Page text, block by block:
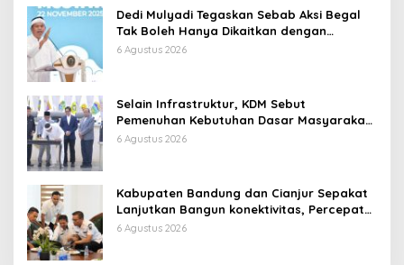
Dedi Mulyadi Tegaskan Sebab Aksi Begal
Tak Boleh Hanya Dikaitkan dengan
Ekonomi
6 Agustus 2026
Selain Infrastruktur, KDM Sebut
Pemenuhan Kebutuhan Dasar Masyarakat
Jadi Fokus APBD Jabar 2027
6 Agustus 2026
Kabupaten Bandung dan Cianjur Sepakat
Lanjutkan Bangun konektivitas, Percepat
Pertumbuhan Ekonomi Daerah
6 Agustus 2026